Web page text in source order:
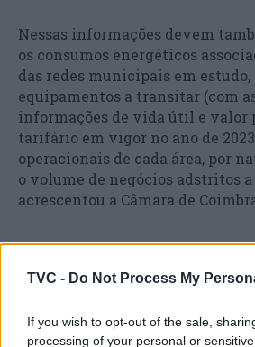
TVC - Do Not Process My
If you wish to opt-out of the sale,
processing of your personal or
Nessas informações devem
os consumos energéticos
das redes municipais em
equipamentos a transitar (com
informações de vida útil e valor
tarifário em vigor no ano de
operacionais de cada área, por
o volume de negócios adstritos a
acrescentou a Câmara de